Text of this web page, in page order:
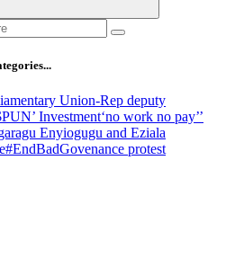
Union-Rep deputy
Investment‘no work no pay’’
Enyiogugu and Eziala
#EndBadGovenance protest